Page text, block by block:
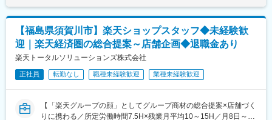
・店舗での電話応対
・在庫管理、売り場づくり、POP作成
・KPI管理・数値振り返り
・店舗会議・研修への参加
・キャンペーン企画など、集客に向けた取り組み
■キャリアパス：
スタッフ（R CREW）から店長を経てRSV（スーパーバイザー）
へステップアップが可能です。RSV経験後はマネジメントや本部
への異動の道もあり、長期的にキャリア形成ができます。まずは
顧問をはじめとした決算申告、税務調査対応等、知識を活かし幅
広い税務会計業務に携わっていただきます。
・税務相談
・月次、年次決算作成
・法人税、消費税、所得税等の各申告書作成
・年末調整、法定調書作成、給与計算、源泉事務
・税務調査対応
・会社設立相談等
つの方向性に分け構築中。現職よりも透明性・公平性の高い評価
が受けられます！賃金はあくまでも目安の金額であり、選考を通
じて上下する可能性があります。月給(月額)は固定手当を含めた表
記です。
【福島県須賀川市】楽天ショップスタッフ◆未経験歓
迎｜楽天経済圏の総合提案～店舗企画◆退職金あり
楽天トータルソリューションズ株式会社
正社員 転勤なし 職種未経験歓迎 業種未経験歓迎
【「楽天グループの顔」としてグループ商材の総合提案×店舗づく
りに携わる／所定労働時間7.5H×残業月平均10～15H／月8日～休